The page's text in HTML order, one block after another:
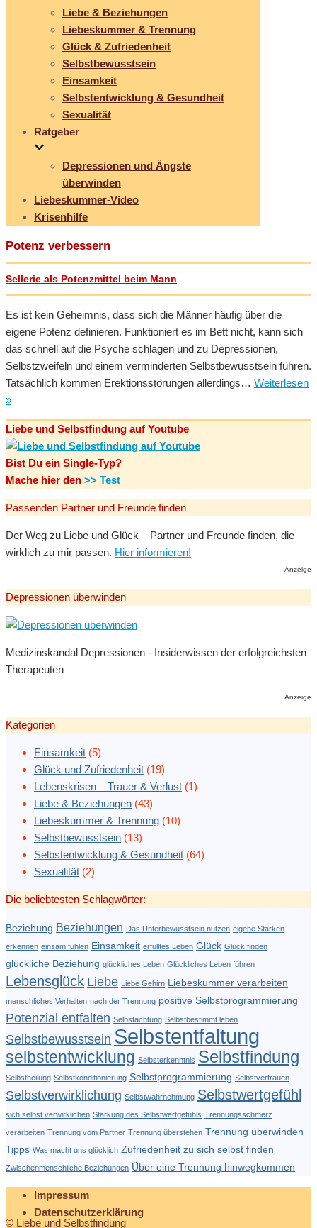
Liebe & Beziehungen
Liebeskummer & Trennung
Glück & Zufriedenheit
Selbstbewusstsein
Einsamkeit
Selbstentwicklung & Gesundheit
Sexualität
Ratgeber
Depressionen und Ängste
überwinden
Liebeskummer-Video
Krisenhilfe
Potenz verbessern
Sellerie als Potenzmittel beim Mann
Es ist kein Geheimnis, dass sich die Männer häufig über die
eigene Potenz definieren. Funktioniert es im Bett nicht, kann sich
das schnell auf die Psyche schlagen und zu Depressionen,
Selbstzweifeln und einem verminderten Selbstbewusstsein führen.
Tatsächlich kommen Erektionsstörungen allerdings… Weiterlesen
»Sellerie
als
Potenzmittel
beim
Mann
Liebe und Selbstfindung auf Youtube
Bist Du ein Single-Typ?
Mache hier den >> Test
Passenden Partner und Freunde finden
Der Weg zu Liebe und Glück – Partner und Freunde finden, die
wirklich zu mir passen. Hier informieren!
Anzeige
Depressionen überwinden
Medizinskandal Depressionen - Insiderwissen der erfolgreichsten
Therapeuten
Anzeige
Kategorien
Einsamkeit (5)
Glück und Zufriedenheit (19)
Lebenskrisen – Trauer & Verlust (1)
Liebe & Beziehungen (43)
Liebeskummer & Trennung (10)
Selbstbewusstsein (13)
Selbstentwicklung & Gesundheit (64)
Sexualität (2)
Die beliebtesten Schlagwörter:
Beziehung Beziehungen Das Unterbewusstsein nutzen eigene Stärken
erkennen einsam fühlen Einsamkeit erfülltes Leben Glück Glück finden
glückliche Beziehung glückliches Leben Glückliches Leben führen
Lebensglück Liebe Liebe Gehirn Liebeskummer verarbeiten
menschliches Verhalten nach der Trennung positive Selbstprogrammierung
Potenzial entfalten Selbstachtung Selbstbestimmt leben
Selbstbewusstsein Selbstentfaltung
selbstentwicklung Selbsterkenntnis Selbstfindung
Selbstheilung Selbstkonditionierung Selbstprogrammierung Selbstvertrauen
Selbstverwirklichung Selbstwahrnehmung Selbstwertgefühl
sich selbst verwirklichen Stärkung des Selbstwertgefühls Trennungsschmerz
verarbeiten Trennung vom Partner Trennung überstehen Trennung überwinden
Tipps Was macht uns glücklich Zufriedenheit zu sich selbst finden
Zwischenmenschliche Beziehungen Über eine Trennung hinwegkommen
Impressum
Datenschutzerklärung
© Liebe und Selbstfindung